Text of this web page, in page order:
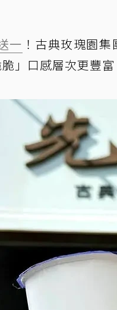
一 ！古典玫瑰園
」口感層次更豐